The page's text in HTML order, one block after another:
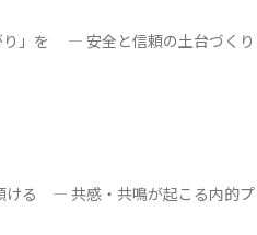
り」を ― 安全と信頼の土台づくり